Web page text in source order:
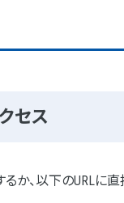
セス
か、以下のURLに直